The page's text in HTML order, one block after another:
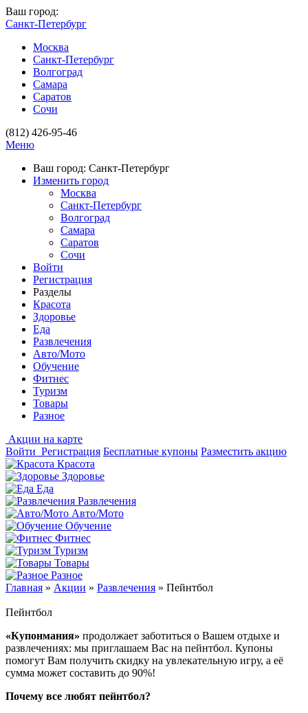
Ваш город:
Санкт-Петербург
Москва
Санкт-Петербург
Волгоград
Самара
Саратов
Сочи
(812) 426-95-46
Меню
Ваш город: Санкт-Петербург
Изменить город
Москва
Санкт-Петербург
Волгоград
Самара
Саратов
Сочи
Войти
Регистрация
Разделы
Красота
Здоровье
Еда
Развлечения
Авто/Мото
Обучение
Фитнес
Туризм
Товары
Разное
Акции на карте
Войти Регистрация Бесплатные купоны Разместить акцию
Красота
Здоровье
Еда
Развлечения
Авто/Мото
Обучение
Фитнес
Туризм
Товары
Разное
Главная » Акции » Развлечения » Пейнтбол
Пейнтбол
«Купонмания» продолжает заботиться о Вашем отдыхе и
развлечениях: мы приглашаем Вас на пейнтбол. Купоны
помогут Вам получить скидку на увлекательную игру, а её
сумма может составить до 90%!
Почему все любят пейнтбол?